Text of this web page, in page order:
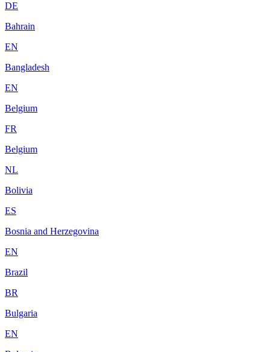
DE
Bahrain
EN
Bangladesh
EN
Belgium
FR
Belgium
NL
Bolivia
ES
Bosnia and Herzegovina
EN
Brazil
BR
Bulgaria
EN